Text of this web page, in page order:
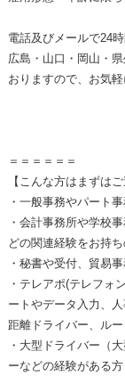
電話及びメールで24
広島・山口・岡山・
おりますので、お気
＝＝＝＝＝＝
【こんな方はまずは
・一般事務やパート
・会計事務所や学校
どの関連経験をお持ち
・秘書や受付、貿易
・テレアポ(テレフォ
ートやデータ入力、
距離ドライバー、ル
・大型ドライバー（
ーなどの経験がある方